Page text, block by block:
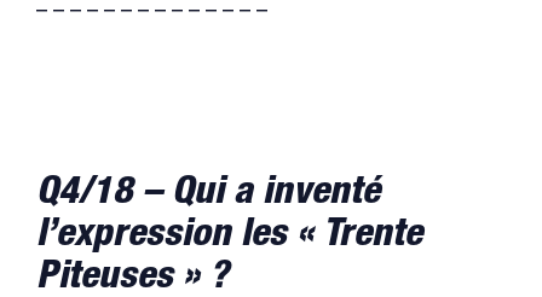
– – – – – – – – – – – – – –
Q4/18 – Qui a inventé
l’expression les « Trente
Piteuses » ?